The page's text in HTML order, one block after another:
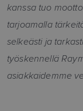
kanssa tuo
tarjoamalla
selkeästi ja
työskennellä
asiakkaidemme